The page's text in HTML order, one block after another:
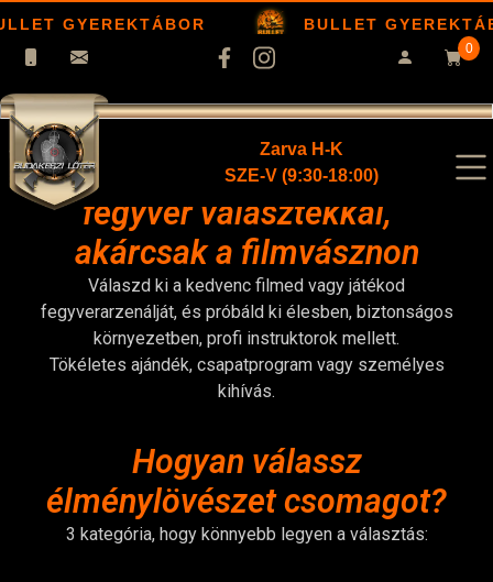
GYEREKTÁBOR BULLET
0
Zarva H-K
SZE-V (9:30-18:00)
Élménylövészet elképesztő
fegyver választékkal,
akárcsak a filmvásznon
Válaszd ki a kedvenc filmed vagy játékod
fegyverarzenálját, és próbáld ki élesben, biztonságos
környezetben, profi instruktorok mellett.
Tökéletes ajándék, csapatprogram vagy személyes
kihívás.
Hogyan válassz
élménylövészet csomagot?
3 kategória, hogy könnyebb legyen a választás: